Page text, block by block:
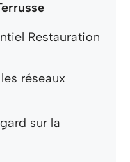
Restauration
réseaux
sur la